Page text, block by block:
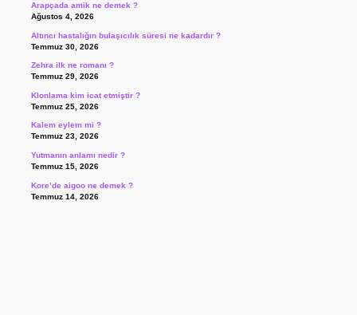
Arapçada amik ne demek ?
Ağustos 4, 2026
Altıncı hastalığın bulaşıcılık süresi ne kadardır ?
Temmuz 30, 2026
Zehra ilk ne romanı ?
Temmuz 29, 2026
Klonlama kim icat etmiştir ?
Temmuz 25, 2026
Kalem eylem mi ?
Temmuz 23, 2026
Yutmanın anlamı nedir ?
Temmuz 15, 2026
Kore’de aigoo ne demek ?
Temmuz 14, 2026